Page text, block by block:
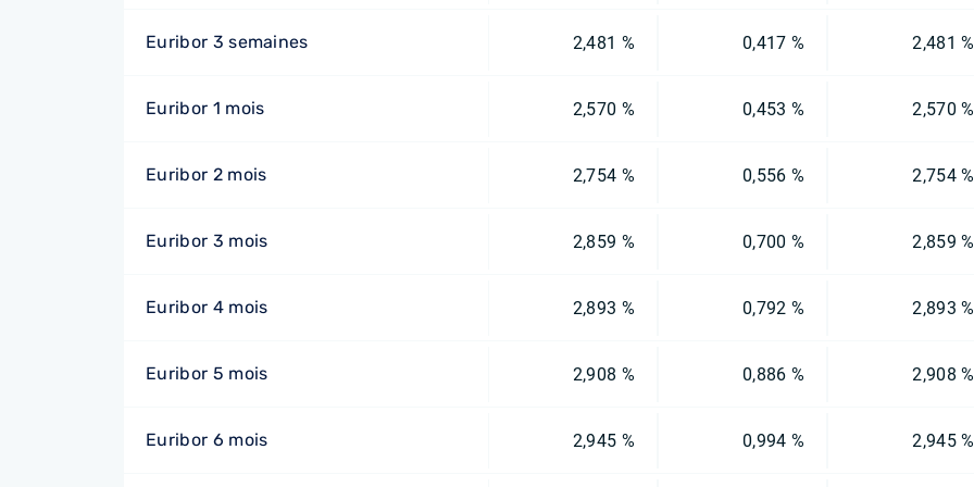
Euribor 3 semaines 2,481 % 0,417 % 2,481 %
Euribor 1 mois 2,570 % 0,453 % 2,570 %
Euribor 2 mois 2,754 % 0,556 % 2,754 %
Euribor 3 mois 2,859 % 0,700 % 2,859 %
Euribor 4 mois 2,893 % 0,792 % 2,893 %
Euribor 5 mois 2,908 % 0,886 % 2,908 %
Euribor 6 mois 2,945 % 0,994 % 2,945 %